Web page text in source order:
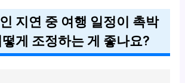
지연 중 여행 일정이 촉박
게 조정하는 게 좋나요?